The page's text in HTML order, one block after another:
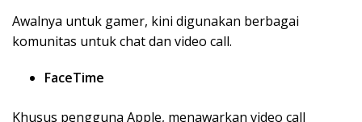
Awalnya untuk gamer, kini digunakan berbagai
komunitas untuk chat dan video call.
FaceTime
Khusus pengguna Apple, menawarkan video call